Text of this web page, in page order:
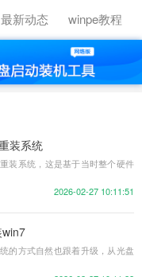
最新动态 winpe教程
装系统
装系统，这是基于当时整个硬件
2026-02-27 10:11:51
的方式自然也跟着升级，从光盘